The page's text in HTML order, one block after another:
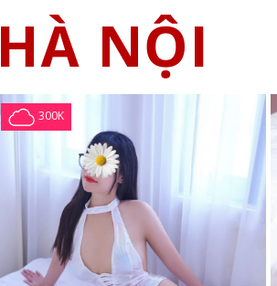
HÀ NỘI
300K